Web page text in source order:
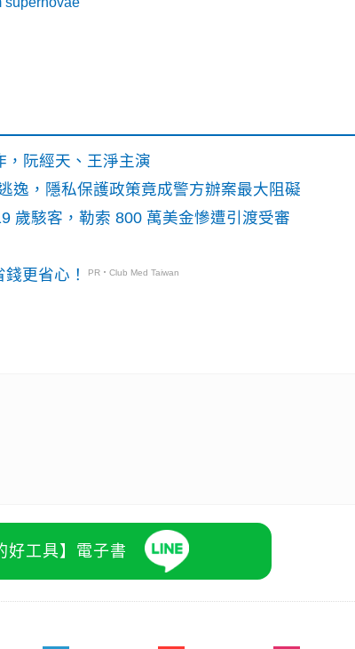
，阮經天、王淨主演
逸，隱私保護政策竟成警方辦案最大阻礙
歲駭客，勒索 800 萬美金慘遭引渡受審
更省心！ PR・Club Med Taiwan
好工具】電子書